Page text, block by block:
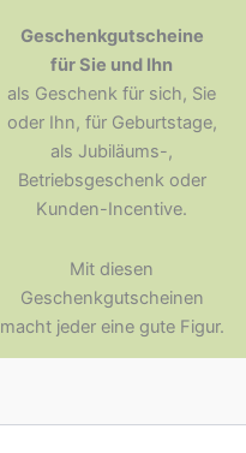
Geschenkgutscheine
für Sie und Ihn
als Geschenk für sich, Sie
oder Ihn, für Geburtstage,
als Jubiläums-,
Betriebsgeschenk oder
Kunden-Incentive.
Mit diesen
Geschenkgutscheinen
macht jeder eine gute Figur.